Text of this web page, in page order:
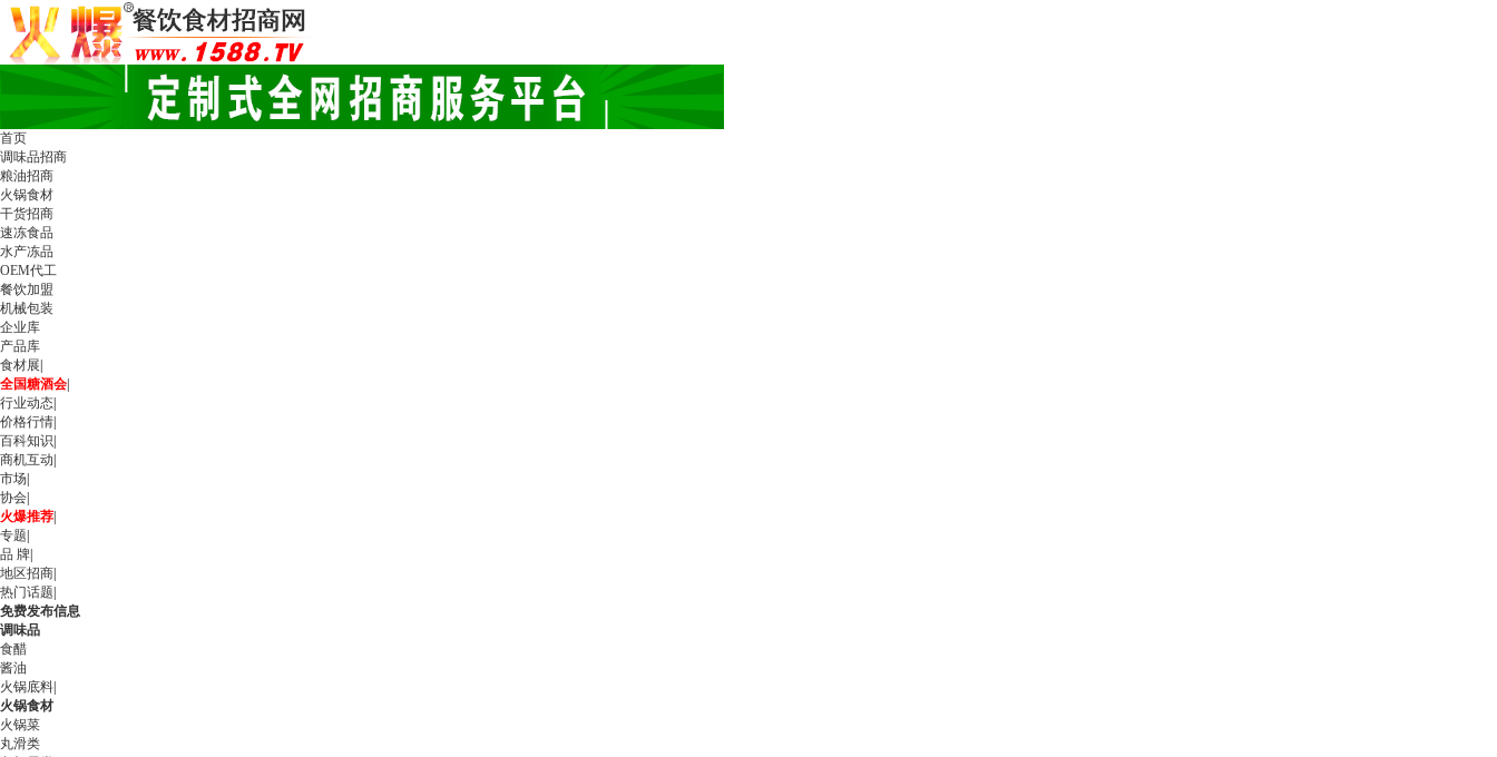
首页
调味品招商
粮油招商
火锅食材
干货招商
速冻食品
水产冻品
OEM代工
餐饮加盟
机械包装
企业库
产品库
食材展
全国糖酒会
行业动态
价格行情
百科知识
商机互动
市场
协会
火爆推荐
专题
品 牌
地区招商
热门话题
免费发布信息
调味品
食醋
酱油
火锅底料
火锅食材
火锅菜
丸滑类